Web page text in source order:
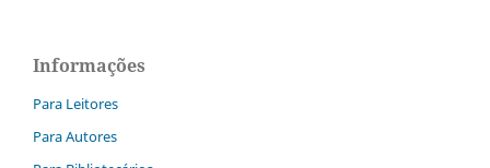
Informações
Para Leitores
Para Autores